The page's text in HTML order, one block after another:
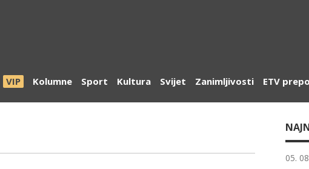
VIP Kolumne Sport Kultura Svijet Zanimljivosti ETV
05.